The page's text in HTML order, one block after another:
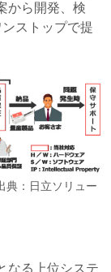
から開発、検
ストップで提
典：日立ソリュー
なる上位システ